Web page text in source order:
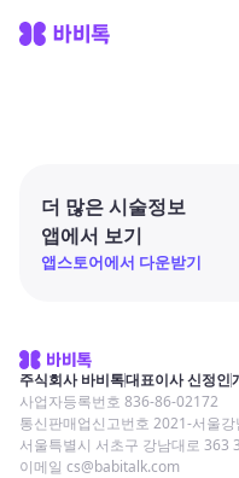
더 많은 시술정보
앱에서 보기
앱스토어에서 다운받기
주식회사 바비톡대표이사 신정인
사업자등록번호 836-86-02172
통신판매업신고번호 2021-서울
서울특별시 서초구 강남대로 363
이메일 cs@babitalk.com